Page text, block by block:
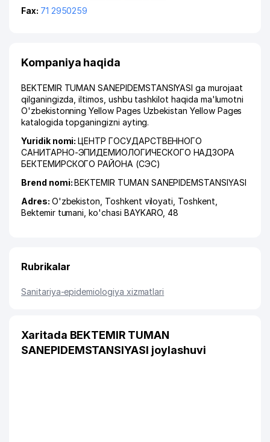
Fax: 71 2950259
Kompaniya haqida
BEKTEMIR TUMAN SANEPIDEMSTANSIYASI ga murojaat
qilganingizda, iltimos, ushbu tashkilot haqida ma'lumotni
O'zbekistonning Yellow Pages Uzbekistan Yellow Pages
katalogida topganingizni ayting.
Yuridik nomi:ЦЕНТР ГОСУДАРСТВЕННОГО
САНИТАРНО-ЭПИДЕМИОЛОГИЧЕСКОГО НАДЗОРА
БЕКТЕМИРСКОГО РАЙОНА (СЭС)
Brend nomi:BEKTEMIR TUMAN SANEPIDEMSTANSIYASI
Adres: O'zbekiston, Toshkent viloyati Toshkent
Bektemir tumani ,ko'chasi BAYKARO , 48
Rubrikalar
Sanitariya-epidemiologiya xizmatlari
Xaritada BEKTEMIR TUMAN
SANEPIDEMSTANSIYASI joylashuvi